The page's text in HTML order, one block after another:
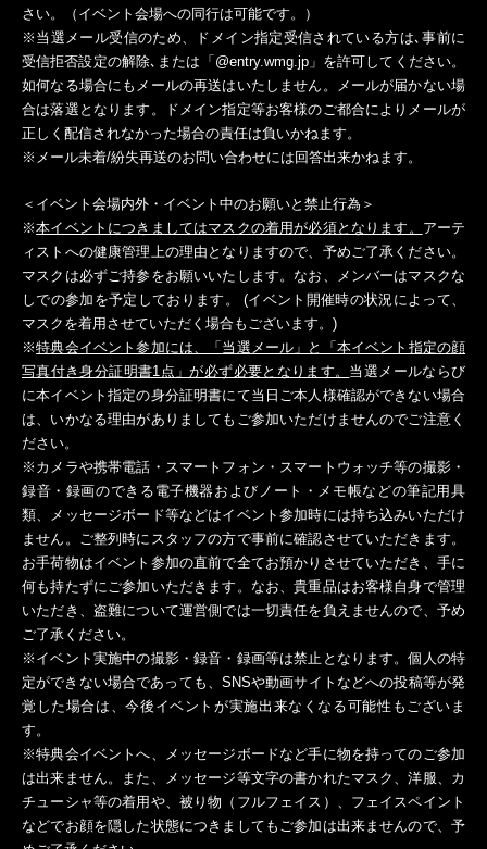
さい。（イベント会場への同行は可能です。）
※当選メール受信のため、ドメイン指定受信されている方は､事前に
受信拒否設定の解除､または「@entry.wmg.jp」を許可してください。
如何なる場合にもメールの再送はいたしません。メールが届かない場
合は落選となります。ドメイン指定等お客様のご都合によりメールが
正しく配信されなかった場合の責任は負いかねます。
※メール未着/紛失再送のお問い合わせには回答出来かねます。
＜イベント会場内外・イベント中のお願いと禁止行為＞
※本イベントにつきましてはマスクの着用が必須となります。 アーテ
ィストへの健康管理上の理由となりますので、予めご了承ください。
マスクは必ずご持参をお願いいたします。なお、メンバーはマスクな
しでの参加を予定しております。 (イベント開催時の状況によって、
マスクを着用させていただく場合もございます。)
※特典会イベント参加には、「当選メール」と「本イベント指定の顔
写真付き身分証明書1点」が必ず必要となります。 当選メールならび
に本イベント指定の身分証明書にて当日ご本人様確認ができない場合
は、いかなる理由がありましてもご参加いただけませんのでご注意く
ださい。
※カメラや携帯電話・スマートフォン・スマートウォッチ等の撮影・
録音・録画のできる電子機器およびノート・メモ帳などの筆記用具
類、メッセージボード等などはイベント参加時には持ち込みいただけ
ません。ご整列時にスタッフの方で事前に確認させていただきます。
お手荷物はイベント参加の直前で全てお預かりさせていただき、手に
何も持たずにご参加いただきます。なお、貴重品はお客様自身で管理
いただき、盗難について運営側では一切責任を負えませんので、予め
ご了承ください。
※イベント実施中の撮影・録音・録画等は禁止となります。個人の特
定ができない場合であっても、SNSや動画サイトなどへの投稿等が発
覚した場合は、今後イベントが実施出来なくなる可能性もございま
す。
※特典会イベントへ、メッセージボードなど手に物を持ってのご参加
は出来ません。また、メッセージ等文字の書かれたマスク、洋服、カ
チューシャ等の着用や、被り物（フルフェイス）、フェイスペイント
などでお顔を隠した状態につきましてもご参加は出来ませんので、予